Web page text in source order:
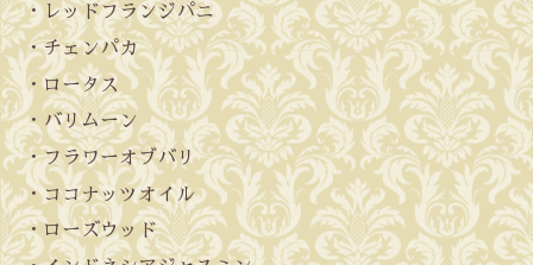
・レッドフランジパニ
・チェンパカ
・ロータス
・バリムーン
・フラワーオブバリ
・ココナッツオイル
・ローズウッド